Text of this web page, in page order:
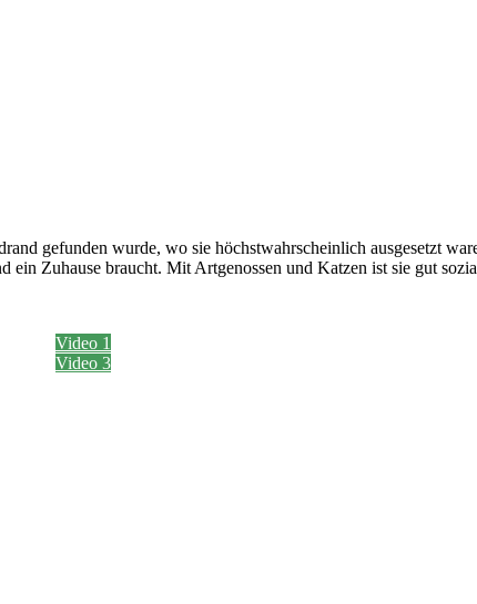
gefunden wurde, wo sie höchstwahrscheinlich ausgesetzt
ein Zuhause braucht. Mit Artgenossen und Katzen ist sie gut
Video 1
Video 3